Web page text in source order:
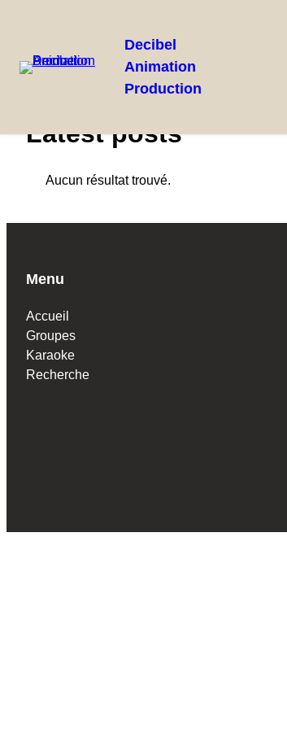
Aller
Decibel
Animation
Production
Latest posts
Aucun résultat trouvé.
Menu
Accueil
Groupes
Karaoke
Recherche